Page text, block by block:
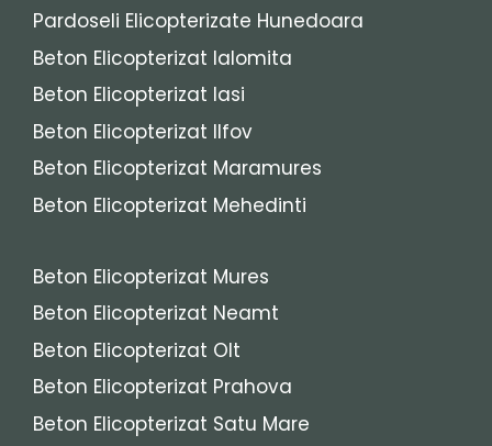
Pardoseli Elicopterizate Hunedoara
Beton Elicopterizat Ialomita
Beton Elicopterizat Iasi
Beton Elicopterizat Ilfov
Beton Elicopterizat Maramures
Beton Elicopterizat Mehedinti
Beton Elicopterizat Mures
Beton Elicopterizat Neamt
Beton Elicopterizat Olt
Beton Elicopterizat Prahova
Beton Elicopterizat Satu Mare